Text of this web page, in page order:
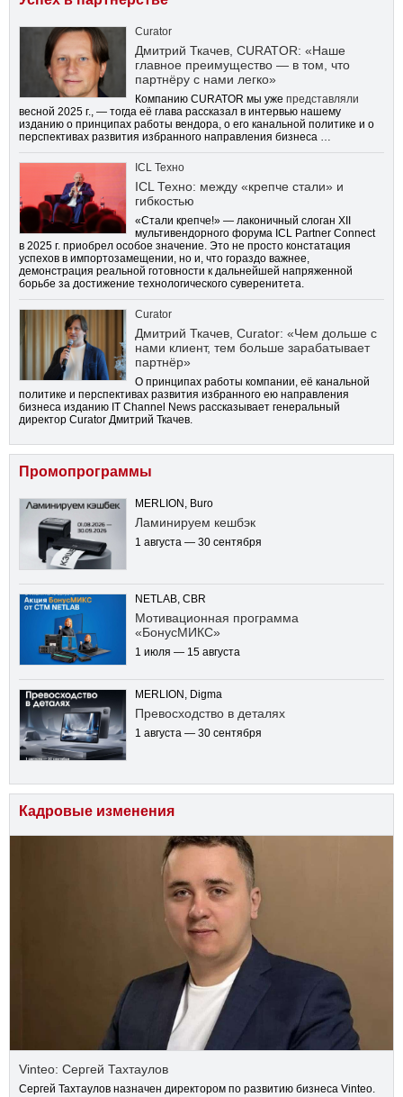
Curator
Дмитрий Ткачев, CURATOR: «Наше
главное преимущество — в том, что
партнёру с нами легко»
Компанию CURATOR мы уже представляли
весной 2025 г., — тогда её глава рассказал в интервью нашему
изданию о принципах работы вендора, о его канальной политике и о
перспективах развития избранного направления бизнеса …
ICL Техно
ICL Техно: между «крепче стали» и
гибкостью
«Стали крепче!» — лаконичный слоган XII
мультивендорного форума ICL Partner Connect
в 2025 г. приобрел особое значение. Это не просто констатация
успехов в импортозамещении, но и, что гораздо важнее,
демонстрация реальной готовности к дальнейшей напряженной
борьбе за достижение технологического суверенитета.
Curator
Дмитрий Ткачев, Curator: «Чем дольше с
нами клиент, тем больше зарабатывает
партнёр»
О принципах работы компании, её канальной
политике и перспективах развития избранного ею направления
бизнеса изданию IT Channel News рассказывает генеральный
директор Curator Дмитрий Ткачев.
Промопрограммы
MERLION, Buro
Ламинируем кешбэк
1 августа — 30 сентября
NETLAB, CBR
Мотивационная программа
«БонусМИКС»
1 июля — 15 августа
MERLION, Digma
Превосходство в деталях
1 августа — 30 сентября
Кадровые изменения
Vinteo: Сергей Тахтаулов
Сергей Тахтаулов назначен директором по развитию бизнеса Vinteo.